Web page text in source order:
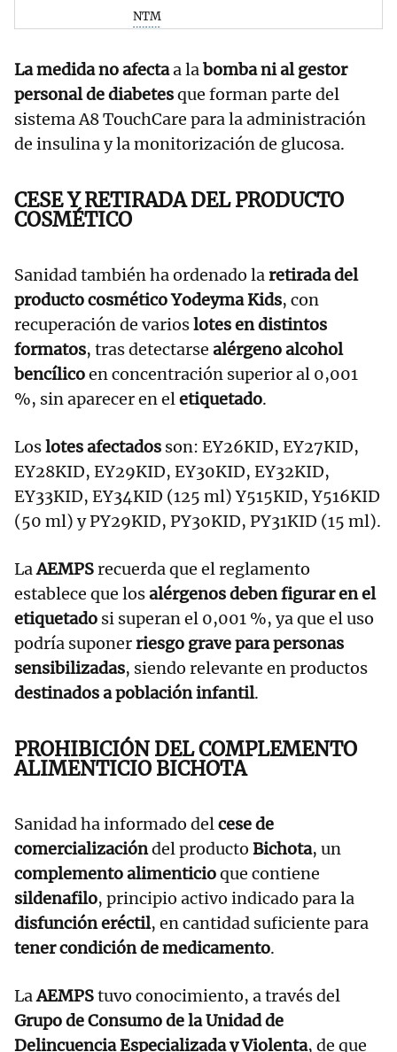
NTM
La medida no afectaa labomba ni al gestor
personal de diabetesque forman parte del
sistema A8 TouchCare para la administración
de insulina y la monitorización de glucosa.
CESE Y RETIRADA DEL PRODUCTO
COSMÉTICO
Sanidad también ha ordenado laretirada del
producto cosmético Yodeyma Kids, con
recuperación de varioslotes en distintos
formatos, tras detectarse alérgeno alcohol
bencílicoen concentración superior al 0,001
%, sin aparecer en eletiquetado.
Loslotes afectados son: EY26KID, EY27KID,
EY28KID, EY29KID, EY30KID, EY32KID,
EY33KID, EY34KID (125 ml) Y515KID, Y516KID
(50 ml) y PY29KID, PY30KID, PY31KID (15 ml).
LaAEMPSrecuerda que el reglamento
establece que losalérgenos deben figurar en el
etiquetado si superan el 0,001 %, ya que el uso
podría suponerriesgo grave para personas
sensibilizadas, siendo relevante en productos
destinados a población infantil.
PROHIBICIÓN DEL COMPLEMENTO
ALIMENTICIO BICHOTA
Sanidad ha informado delcese de
comercializacióndel producto Bichota, un
complemento alimenticioque contiene
sildenafilo, principio activo indicado para la
disfunción eréctil, en cantidad suficiente para
tener condición de medicamento.
LaAEMPStuvo conocimiento, a través del
Grupo de Consumo de la Unidad de
Delincuencia Especializada y Violenta, de que